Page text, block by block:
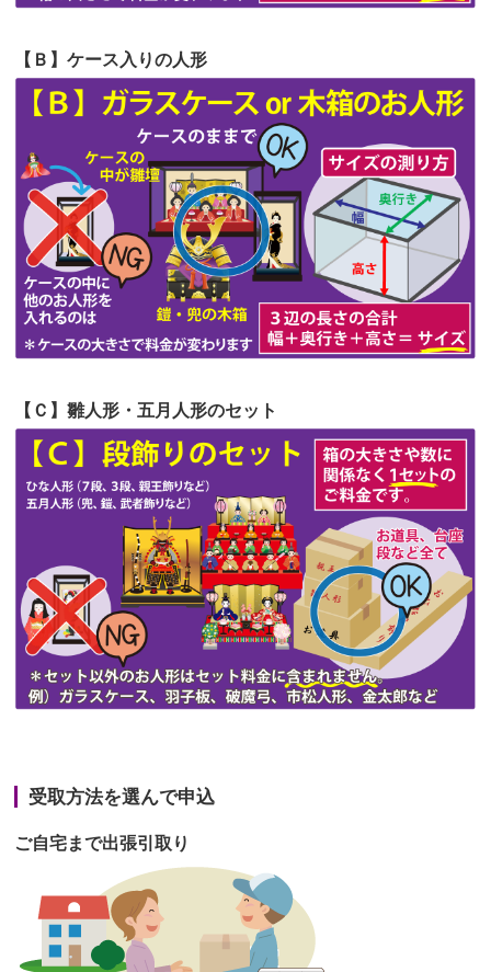
第56回人形供養祭 令和4年10月19日(水)
第55回人形供養祭令和4年9月8日(木)
第54回人形供養祭令和4年8月1日(月)
第53回人形供養祭令和4年7月1日(金)
第52回人形供養祭令和4年5月17日(火)
第51回人形供養祭令和4年4月18日(月)
第50回人形供養祭令和4年3月15日(火)
第49回人形供養祭令和4年1月17日(月)
第48回人形供養祭令和3年12月3日(金)
第47回人形供養祭 令和3年10月11日(月)
第46回人形供養祭 令和3年9月13日(月)
第45回人形供養祭令和3年7月12日(月)
第44回人形供養祭令和3年6月3日(木)
第43回人形供養祭令和3年4月23日(金)
第39回人形供養祭令和2年10月22日(木)
第38回人形供養祭 令和2年8月26日(水)
第37回人形供養祭 令和2年6月8日(月)
【Ｂ】ケース入りの人形
【Ｃ】雛人形・五月人形のセット
受取方法を選んで申込
ご自宅まで出張引取り